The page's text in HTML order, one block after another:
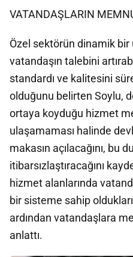
VATANDAŞLARIN
Özel sektörün dinamik bir
vatandaşın talebini
standardı ve kalitesini
olduğunu belirten Soylu,
ortaya koyduğu hizmet
ulaşamaması halinde
makasın açılacağını, bu
itibarsızlaştıracağını
hizmet alanlarında
bir sisteme sahip
ardından vatandaşlara
anlattı.